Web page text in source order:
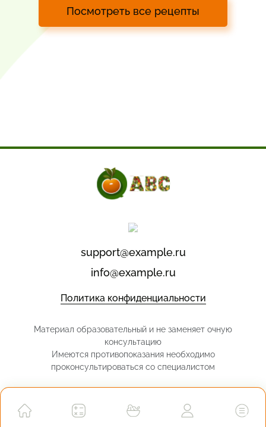
Посмотреть все рецепты
support@example.ru
info@example.ru
Политика конфиденциальности
Материал образовательный и не заменяет очную
консультацию
Имеются противопоказания необходимо
проконсультироваться со специалистом